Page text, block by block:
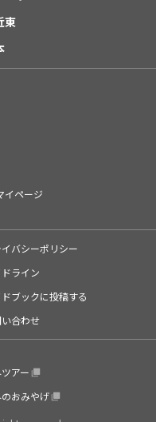
東
イページ
バシーポリシー
ライン
ブックに投稿する
合わせ
アー
おみやげ